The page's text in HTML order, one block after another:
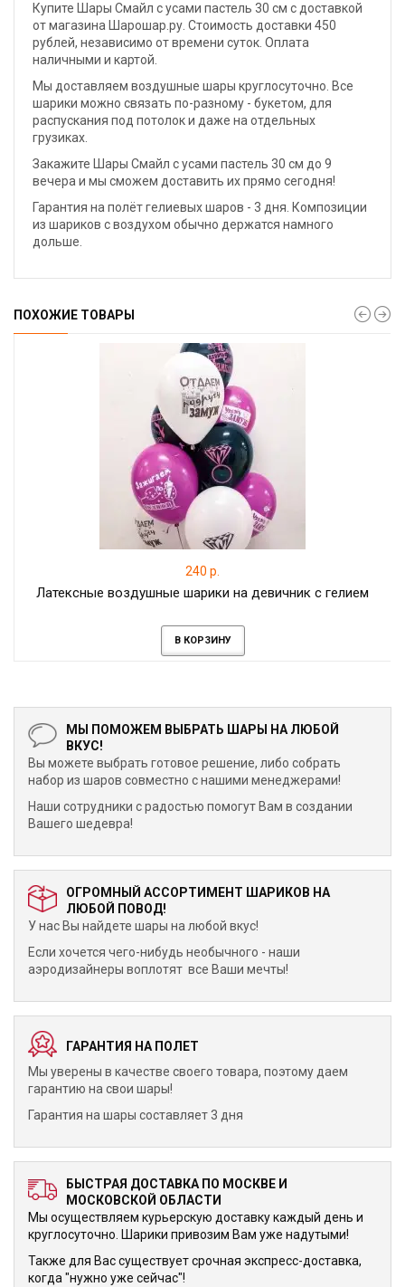
Купите Шары Смайл с усами пастель 30 см с доставкой
от магазина Шарошар.ру. Стоимость доставки 450
рублей, независимо от времени суток. Оплата
наличными и картой.
Мы доставляем воздушные шары круглосуточно. Все
шарики можно связать по-разному - букетом, для
распускания под потолок и даже на отдельных
грузиках.
Закажите Шары Смайл с усами пастель 30 см до 9
вечера и мы сможем доставить их прямо сегодня!
Гарантия на полёт гелиевых шаров - 3 дня. Композиции
из шариков с воздухом обычно держатся намного
дольше.
ПОХОЖИЕ ТОВАРЫ
240 р.
Латексные воздушные шарики на девичник с гелием
В КОРЗИНУ
МЫ ПОМОЖЕМ ВЫБРАТЬ ШАРЫ НА ЛЮБОЙ
ВКУС!
Вы можете выбрать готовое решение, либо собрать
набор из шаров совместно с нашими менеджерами!
Наши сотрудники с радостью помогут Вам в создании
Вашего шедевра!
ОГРОМНЫЙ АССОРТИМЕНТ ШАРИКОВ НА
ЛЮБОЙ ПОВОД!
У нас Вы найдете шары на любой вкус!
Если хочется чего-нибудь необычного - наши
аэродизайнеры воплотят все Ваши мечты!
ГАРАНТИЯ НА ПОЛЕТ
Мы уверены в качестве своего товара, поэтому даем
гарантию на свои шары!
Гарантия на шары составляет 3 дня
БЫСТРАЯ ДОСТАВКА ПО МОСКВЕ И
МОСКОВСКОЙ ОБЛАСТИ
Мы осуществляем курьерскую доставку каждый день и
круглосуточно. Шарики привозим Вам уже надутыми!
Также для Вас существует срочная экспресс-доставка,
когда "нужно уже сейчас"!